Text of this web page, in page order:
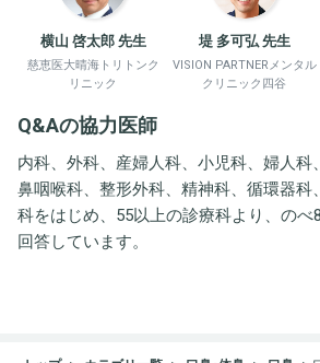
横山 啓太郎 先生
慈恵医大晴海トリトンク
リニック
堤 多可弘 先生
VISION PARTNERメンタル
クリニック四谷
Q&Aの協力医師
内科、外科、産婦人科、小児科、婦人科
鼻咽喉科、整形外科、精神科、循環器科
科をはじめ、55以上の診療科より、のべ
回答しています。